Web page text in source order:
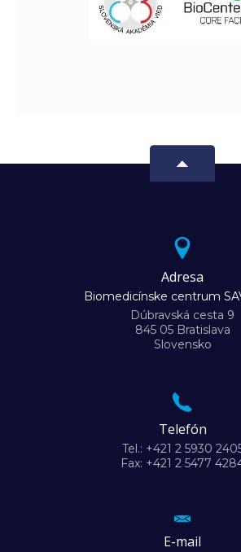
Adresa
Biomedicínske centrum
Dúbravská cesta 9
845 05 Bratislava
Slovensko
Telefón
Tel.: +421 2 5930
Fax: +421 2 5477
E-mail